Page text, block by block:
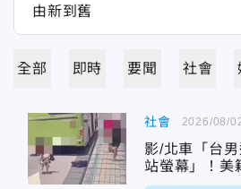
全部 即時 要聞 社會
社會
影/北車「台
站螢幕」！美
2026/08/